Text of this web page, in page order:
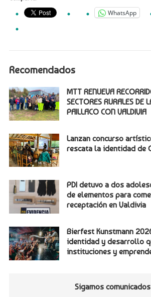
WhatsApp
Recomendados
MTT RENUEVA
SECTORES RURALES DE
PAILLACO CON VALDIVIA
Lanzan concurso
rescata la identidad de
PDI detuvo a dos
de elementos para
receptación en Valdivia
Bierfest Kunstmann
identidad y desarrollo
instituciones y
Sigamos comunicados